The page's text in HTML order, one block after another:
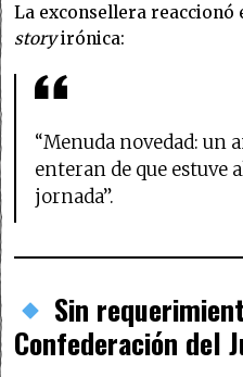
La exconsellera reaccionó
storyirónica:
“Menuda novedad: un
enteran de que estuve
jornada”.
Sin
Confederación del